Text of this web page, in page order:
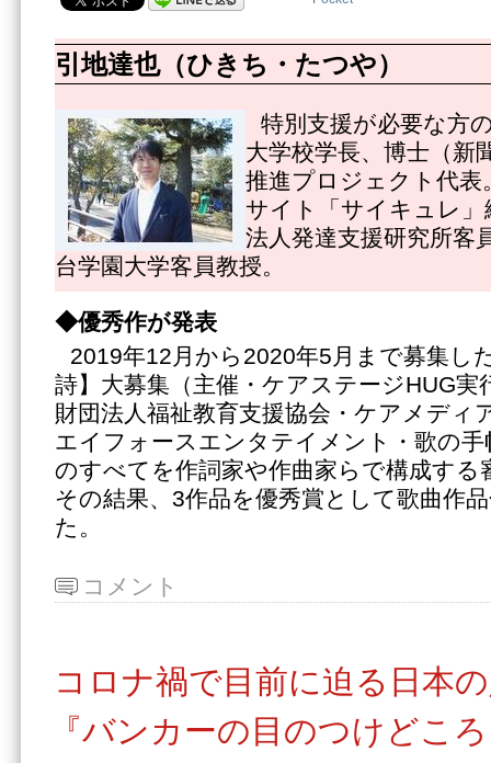
引地達也（ひきち・たつや）
特別支援が必要な方
大学校学長、博士（新
推進プロジェクト代表
サイト「サイキュレ」
法人発達支援研究所客
台学園大学客員教授。
◆優秀作が発表
2019年12月から2020年5月まで募集し
詩】大募集（主催・ケアステージHUG実
財団法人福祉教育支援協会・ケアメディ
エイフォースエンタテイメント・歌の手
のすべてを作詞家や作曲家らで構成する
その結果、3作品を優秀賞として歌曲作
た。
コメント
コロナ禍で目前に迫る日本
『バンカーの目のつけどこ